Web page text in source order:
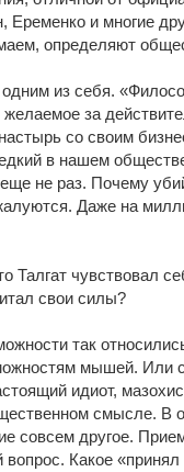
Еременко и многие
определяют
из себя.
за
со своим
в нашем
не раз. Почему
Даже на
Талгат чувствовал
свои силы?
так
мышей. Или
идиот,
смысле. В
совсем другое.
Какое